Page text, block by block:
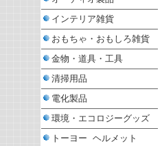
インテリア雑貨
おもちゃ・おもしろ雑貨
金物・道具・工具
清掃用品
電化製品
環境・エコロジーグッズ
トーヨー ヘルメット